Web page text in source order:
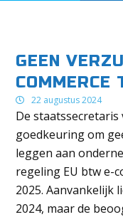
GEEN
22 augustus 2024
De staatssecretaris
goedkeuring om
leggen aan
regeling EU btw e-
2025. Aanvankelijk
2024, maar de